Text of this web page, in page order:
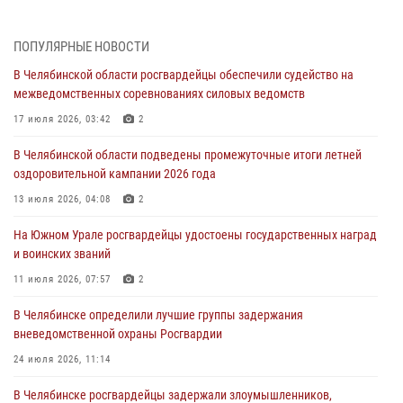
На Южном Урале спецназ Росгвардии провел военно-полевые
Росгвардейцы задержали трёх магазинных воров в Челябинске
На Южном Урале сотрудники Росгвардии задержали
подозреваемого в совершении убийства
В Челябинской области росгвардейцами по горячим следам
задержан подозреваемый в грабеже
ПОПУЛЯРНЫЕ НОВОСТИ
В Челябинской области росгвардейцы обеспечили судейство на
межведомственных соревнованиях силовых ведомств
17 июля 2026, 03:42 2
В Челябинской области подведены промежуточные итоги летней
оздоровительной кампании 2026 года
13 июля 2026, 04:08 2
На Южном Урале росгвардейцы удостоены государственных наград
и воинских званий
11 июля 2026, 07:57 2
В Челябинске определили лучшие группы задержания
вневедомственной охраны Росгвардии
24 июля 2026, 11:14
В Челябинске росгвардейцы задержали злоумышленников,